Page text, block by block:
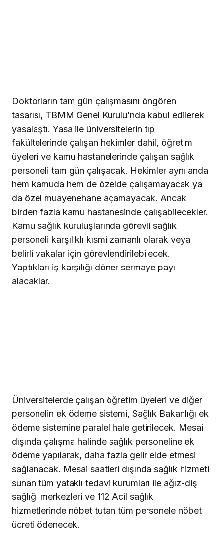
Doktorların tam gün çalışmasını öngören
tasarısı, TBMM Genel Kurulu’nda kabul edilerek
yasalaştı. Yasa ile üniversitelerin tıp
fakültelerinde çalışan hekimler dahil, öğretim
üyeleri ve kamu hastanelerinde çalışan sağlık
personeli tam gün çalışacak. Hekimler aynı anda
hem kamuda hem de özelde çalışamayacak ya
da özel muayenehane açamayacak. Ancak
birden fazla kamu hastanesinde çalışabilecekler.
Kamu sağlık kuruluşlarında görevli sağlık
personeli karşılıklı kısmi zamanlı olarak veya
belirli vakalar için görevlendirilebilecek.
Yaptıkları iş karşılığı döner sermaye payı
alacaklar.
Üniversitelerde çalışan öğretim üyeleri ve diğer
personelin ek ödeme sistemi, Sağlık Bakanlığı ek
ödeme sistemine paralel hale getirilecek. Mesai
dışında çalışma halinde sağlık personeline ek
ödeme yapılarak, daha fazla gelir elde etmesi
sağlanacak. Mesai saatleri dışında sağlık hizmeti
sunan tüm yataklı tedavi kurumları ile ağız-diş
sağlığı merkezleri ve 112 Acil sağlık
hizmetlerinde nöbet tutan tüm personele nöbet
ücreti ödenecek.